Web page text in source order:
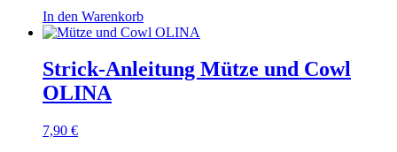
In den Warenkorb
Strick-Anleitung Mütze und Cowl
OLINA
7,90 €